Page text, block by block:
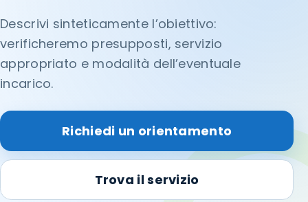
Descrivi sinteticamente l’obiettivo:
verificheremo presupposti, servizio
appropriato e modalità dell’eventuale
incarico.
Richiedi un orientamento
Trova il servizio